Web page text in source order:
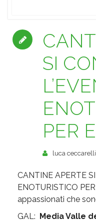
SI
PER
luca ceccarelli
CANTINE APERTE
ENOTURISTICO
appassionati che
GAL:
Media Valle